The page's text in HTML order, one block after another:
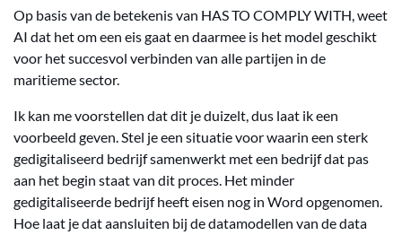
Op basis van de betekenis van HAS TO COMPLY WITH, weet
AI dat het om een eis gaat en daarmee is het model geschikt
voor het succesvol verbinden van alle partijen in de
maritieme sector.
Ik kan me voorstellen dat dit je duizelt, dus laat ik een
voorbeeld geven. Stel je een situatie voor waarin een sterk
gedigitaliseerd bedrijf samenwerkt met een bedrijf dat pas
aan het begin staat van dit proces. Het minder
gedigitaliseerde bedrijf heeft eisen nog in Word opgenomen.
Hoe laat je dat aansluiten bij de datamodellen van de data